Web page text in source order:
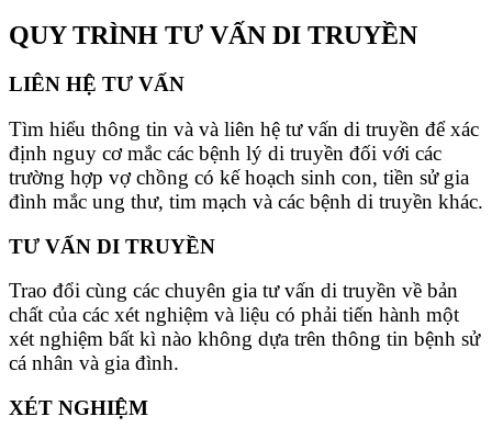
QUY TRÌNH TƯ VẤN DI TRUYỀN
LIÊN HỆ TƯ VẤN
Tìm hiểu thông tin và và liên hệ tư vấn di truyền để xác
định nguy cơ mắc các bệnh lý di truyền đối với các
trường hợp vợ chồng có kế hoạch sinh con, tiền sử gia
đình mắc ung thư, tim mạch và các bệnh di truyền khác.
TƯ VẤN DI TRUYỀN
Trao đổi cùng các chuyên gia tư vấn di truyền về bản
chất của các xét nghiệm và liệu có phải tiến hành một
xét nghiệm bất kì nào không dựa trên thông tin bệnh sử
cá nhân và gia đình.
XÉT NGHIỆM